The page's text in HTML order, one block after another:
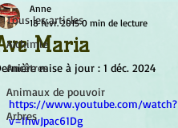
Tous les articles
Alchimie
Ancêtres
Animaux de pouvoir
Arbres
Maria
Anne
18 févr. 2015 0 min de lecture
mise à jour : 1 déc. 2024
https://www.youtube.com/watch?
v=IhwJpac61Dg